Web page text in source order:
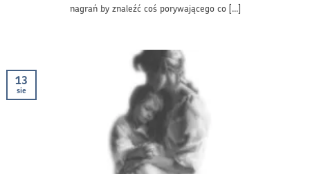
nagrań by znaleźć coś porywającego co [...]
13
sie